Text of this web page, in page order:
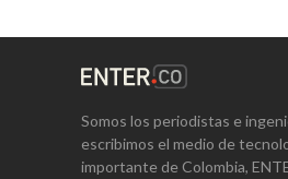
Somos los periodistas e
escribimos el medio de
importante de Colombia,